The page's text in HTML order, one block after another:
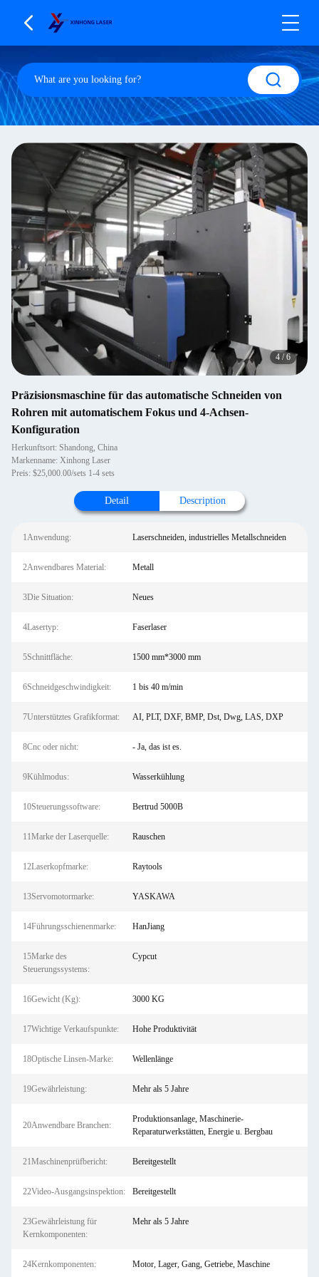
4 /6
Präzisionsmaschine für das automatische Schneiden von
Rohren mit automatischem Fokus und 4-Achsen-
Konfiguration
Herkunftsort: Shandong, China
Markenname: Xinhong Laser
Preis: $25,000.00/sets 1-4 sets
Detail Description
1Anwendung: Laserschneiden, industrielles Metallschneiden
2Anwendbares Material: Metall
3Die Situation: Neues
4Lasertyp: Faserlaser
5Schnittfläche: 1500 mm*3000 mm
6Schneidgeschwindigkeit: 1 bis 40 m/min
7Unterstütztes Grafikformat: AI, PLT, DXF, BMP, Dst, Dwg, LAS, DXP
8Cnc oder nicht: - Ja, das ist es.
9Kühlmodus: Wasserkühlung
10Steuerungssoftware: Bertrud 5000B
11Marke der Laserquelle: Rauschen
12Laserkopfmarke: Raytools
13Servomotormarke: YASKAWA
14Führungsschienenmarke: HanJiang
15Marke des
Steuerungssystems:
Cypcut
16Gewicht (Kg): 3000 KG
17Wichtige Verkaufspunkte: Hohe Produktivität
18Optische Linsen-Marke: Wellenlänge
19Gewährleistung: Mehr als 5 Jahre
20Anwendbare Branchen:
Produktionsanlage, Maschinerie-
Reparaturwerkstätten, Energie u. Bergbau
21Maschinenprüfbericht: Bereitgestellt
22Video-Ausgangsinspektion: Bereitgestellt
23Gewährleistung für
Kernkomponenten:
Mehr als 5 Jahre
24Kernkomponenten: Motor, Lager, Gang, Getriebe, Maschine